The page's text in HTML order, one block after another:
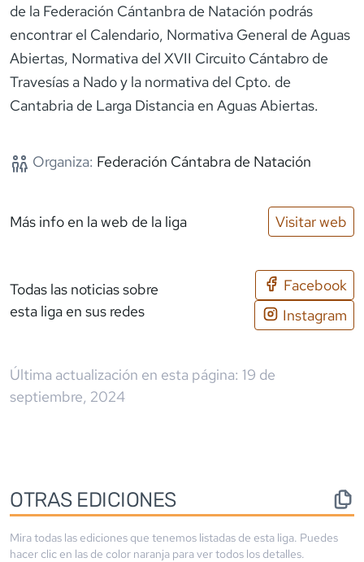
de la Federación Cántanbra de Natación podrás
encontrar el Calendario, Normativa General de Aguas
Abiertas, Normativa del XVII Circuito Cántabro de
Travesías a Nado y la normativa del Cpto. de
Cantabria de Larga Distancia en Aguas Abiertas.
Organiza: Federación Cántabra de Natación
Más info en la web de la liga Visitar web
Todas las noticias sobre
esta liga en sus redes
Facebook
Instagram
Última actualización en esta página: 19 de
septiembre, 2024
OTRAS EDICIONES
Mira todas las ediciones que tenemos listadas de esta liga. Puedes
hacer clic en las de color naranja para ver todos los detalles.